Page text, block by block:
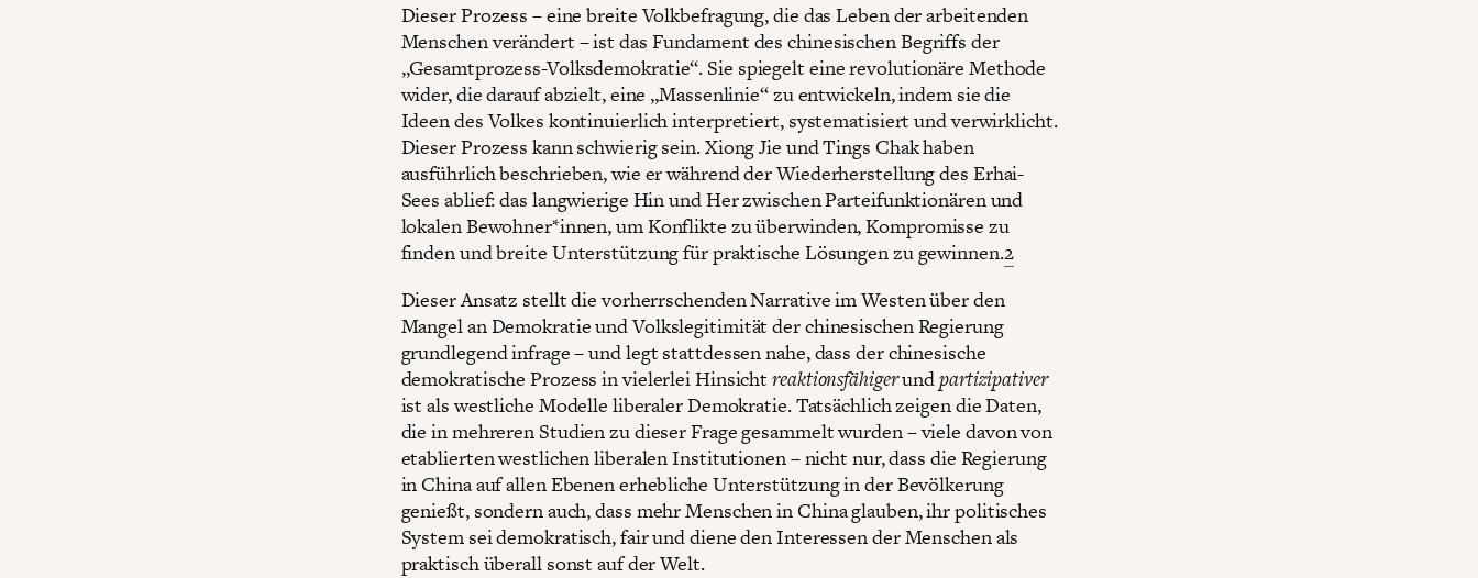
Dieser Prozess – eine breite Volkbefragung, die das Leben der arbeitenden
Menschen verändert – ist das Fundament des chinesischen Begriffs der
„Gesamtprozess-Volksdemokratie“. Sie spiegelt eine revolutionäre Methode
wider, die darauf abzielt, eine „Massenlinie“ zu entwickeln, indem sie die
Ideen des Volkes kontinuierlich interpretiert, systematisiert und verwirklicht.
Dieser Prozess kann schwierig sein. Xiong Jie und Tings Chak haben
ausführlich beschrieben, wie er während der Wiederherstellung des Erhai-
Sees ablief: das langwierige Hin und Her zwischen Parteifunktionären und
lokalen Bewohner*innen, um Konflikte zu überwinden, Kompromisse zu
finden und breite Unterstützung für praktische Lösungen zu gewinnen.2
Dieser Ansatz stellt die vorherrschenden Narrative im Westen über den
Mangel an Demokratie und Volkslegitimität der chinesischen Regierung
grundlegend infrage – und legt stattdessen nahe, dass der chinesische
demokratische Prozess in vielerlei Hinsichtreaktionsfähigerundpartizipativer
ist als westliche Modelle liberaler Demokratie. Tatsächlich zeigen die Daten,
die in mehreren Studien zu dieser Frage gesammelt wurden – viele davon von
etablierten westlichen liberalen Institutionen – nicht nur, dass die Regierung
in China auf allen Ebenen erhebliche Unterstützung in der Bevölkerung
genießt, sondern auch, dass mehr Menschen in China glauben, ihr politisches
System sei demokratisch, fair und diene den Interessen der Menschen als
praktisch überall sonst auf der Welt.